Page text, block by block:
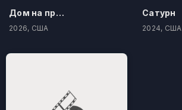
Дом на проклятом холме
2026, США
Сатурн
2024, США